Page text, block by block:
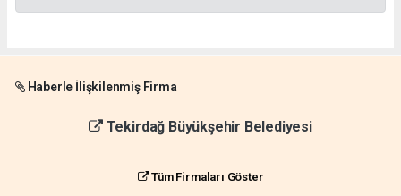
Haberle İlişkilenmiş Firma
Tekirdağ Büyükşehir Belediyesi
Tüm Firmaları Göster